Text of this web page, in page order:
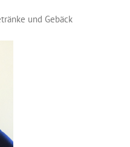
und Gebäck